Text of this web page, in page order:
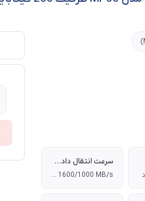
سرعت انتقال داده‌ها
Read/Write: up to 1600/1000 MB/s